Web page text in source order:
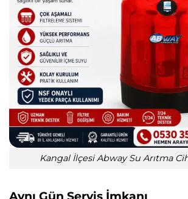
Kangal İlçesi Abway Su Arıtma
Aynı Gün Servis İmkanı